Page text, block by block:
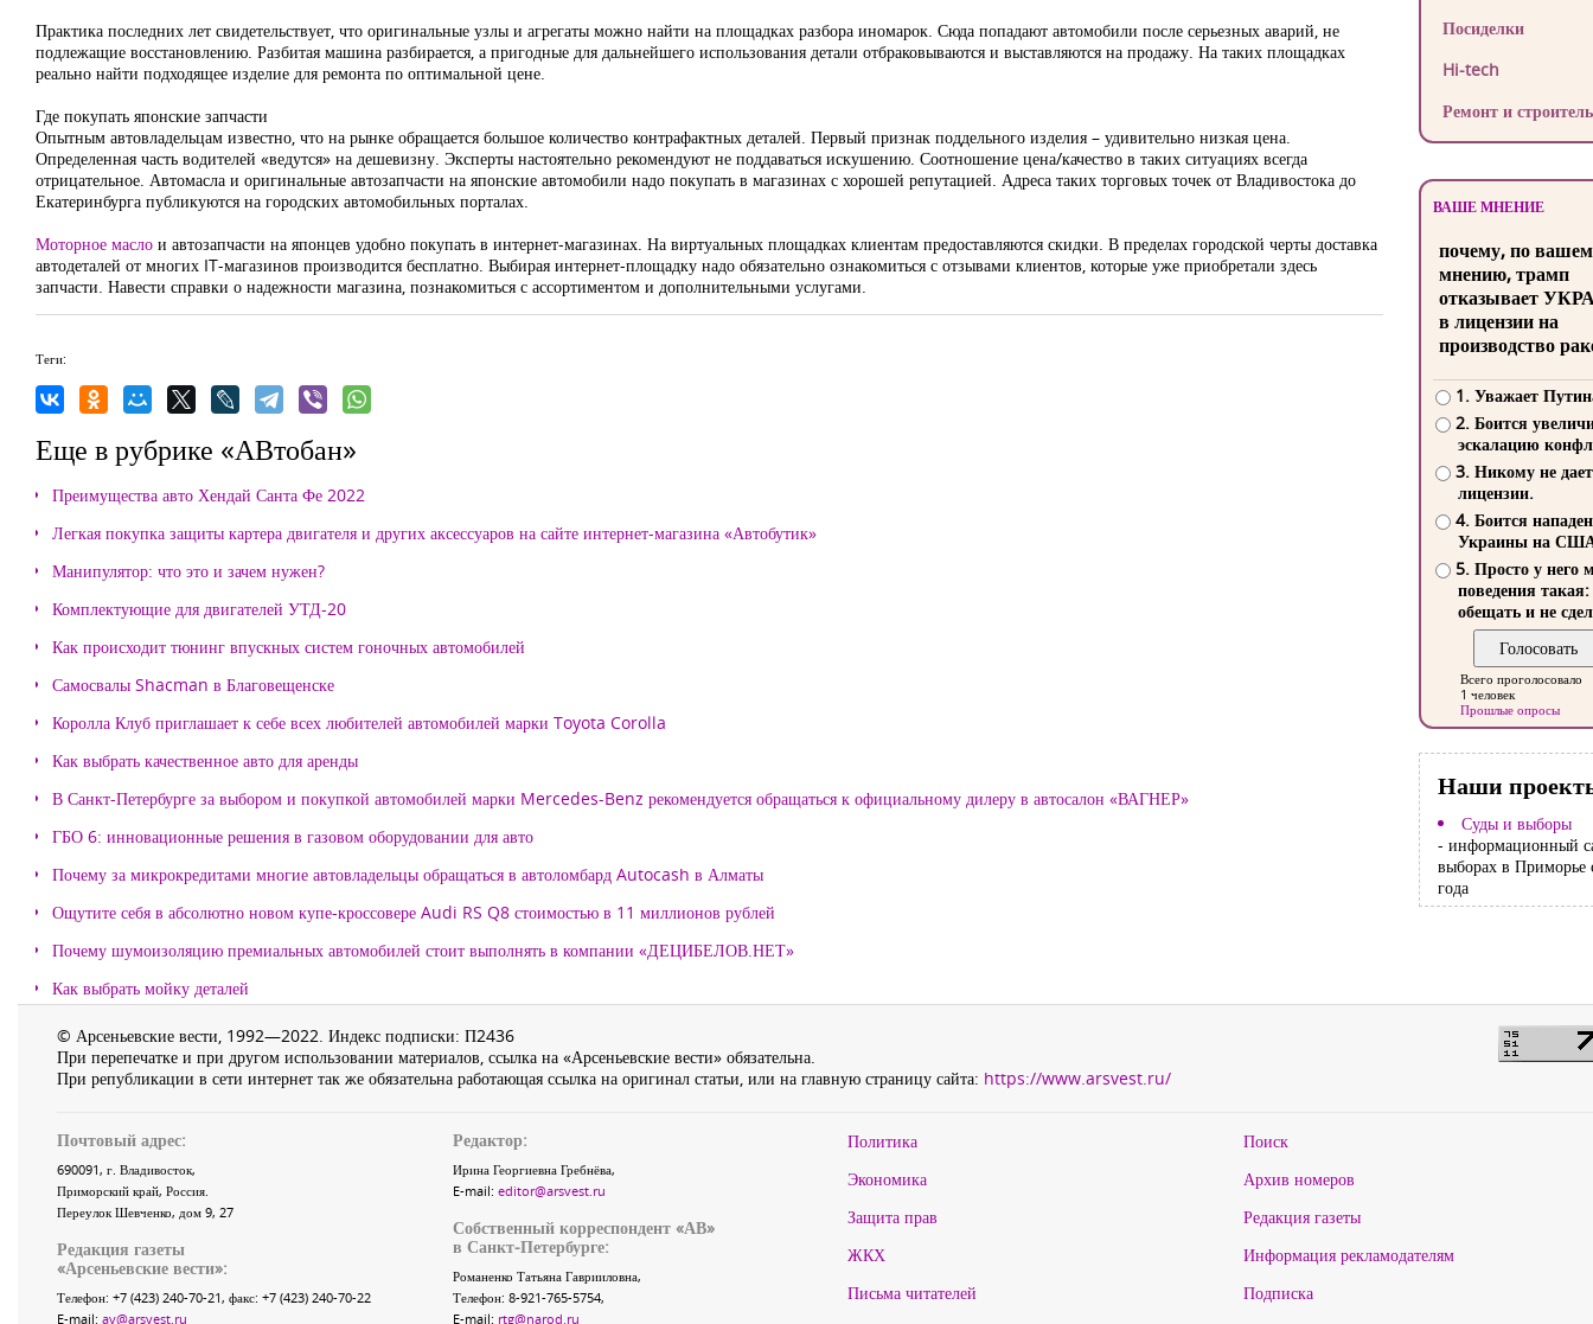
Практика последних лет свидетельствует, что оригинальные узлы и агрегаты можно найти на площадках разбора иномарок. Сюда попадают автомобили после серьезных аварий, не
подлежащие восстановлению. Разбитая машина разбирается, а пригодные для дальнейшего использования детали отбраковываются и выставляются на продажу. На таких площадках
реально найти подходящее изделие для ремонта по оптимальной цене.
Где покупать японские запчасти
Опытным автовладельцам известно, что на рынке обращается большое количество контрафактных деталей. Первый признак поддельного изделия – удивительно низкая цена.
Определенная часть водителей «ведутся» на дешевизну. Эксперты настоятельно рекомендуют не поддаваться искушению. Соотношение цена/качество в таких ситуациях всегда
отрицательное. Автомасла и оригинальные автозапчасти на японские автомобили надо покупать в магазинах с хорошей репутацией. Адреса таких торговых точек от Владивостока до
Екатеринбурга публикуются на городских автомобильных порталах.
Моторное масло и автозапчасти на японцев удобно покупать в интернет-магазинах. На виртуальных площадках клиентам предоставляются скидки. В пределах городской черты доставка
автодеталей от многих IT-магазинов производится бесплатно. Выбирая интернет-площадку надо обязательно ознакомиться с отзывами клиентов, которые уже приобретали здесь
запчасти. Навести справки о надежности магазина, познакомиться с ассортиментом и дополнительными услугами.
Теги:
Еще в рубрике «АВтобан»
Преимущества авто Хендай Санта Фе 2022
Легкая покупка защиты картера двигателя и других аксессуаров на сайте интернет-магазина «Автобутик»
Манипулятор: что это и зачем нужен?
Комплектующие для двигателей УТД-20
Как происходит тюнинг впускных систем гоночных автомобилей
Самосвалы Shacman в Благовещенске
Королла Клуб приглашает к себе всех любителей автомобилей марки Toyota Corolla
Как выбрать качественное авто для аренды
В Санкт-Петербурге за выбором и покупкой автомобилей марки Mercedes-Benz рекомендуется обращаться к официальному дилеру в автосалон «ВАГНЕР»
ГБО 6: инновационные решения в газовом оборудовании для авто
Почему за микрокредитами многие автовладельцы обращаться в автоломбард Autocash в Алматы
Ощутите себя в абсолютно новом купе-кроссовере Audi RS Q8 стоимостью в 11 миллионов рублей
Почему шумоизоляцию премиальных автомобилей стоит выполнять в компании «ДЕЦИБЕЛОВ.НЕТ»
Как выбрать мойку деталей
Посиделки
Hi-tech
Ремонт и
ВАШЕ МНЕНИЕ
почему, по
мнению, трамп
отказывает
в лицензии на
производство
1. Уважает
2. Боится
эскалацию
3. Никому не
лицензии.
4. Боится
Украины на
5. Просто у него
поведения такая:
обещать и не
Всего проголосовало
1 человек
Прошлые опросы
Наши
Суды и выборы
- информационный
выборах в Приморье
года
© Арсеньевские вести, 1992—2022. Индекс подписки: П2436
При перепечатке и при другом использовании материалов, ссылка на «Арсеньевские вести» обязательна.
При републикации в сети интернет так же обязательна работающая ссылка на оригинал статьи, или на главную страницу сайта: https://www.arsvest.ru/
Почтовый адрес:
690091, г. Владивосток,
Приморский край, Россия.
Переулок Шевченко, дом 9, 27
Редакция газеты
«Арсеньевские вести»:
Телефон: +7 (423) 240-70-21, факс: +7 (423) 240-70-22
E-mail: av@arsvest.ru
Редактор:
Ирина Георгиевна Гребнёва,
E-mail: editor@arsvest.ru
Собственный корреспондент «АВ»
в Санкт-Петербурге:
Романенко Татьяна Гаврииловна,
Телефон: 8-921-765-5754,
E-mail: rtg@narod.ru
Политика
Экономика
Защита прав
ЖКХ
Письма читателей
Поиск
Архив номеров
Редакция газеты
Информация рекламодателям
Подписка